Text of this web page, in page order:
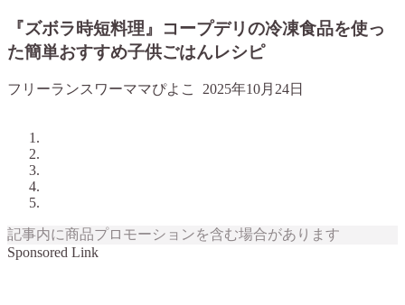
『ズボラ時短料理』コープデリの冷凍食品を使っ
た簡単おすすめ子供ごはんレシピ
フリーランスワーママぴよこ 2025年10月24日
記事内に商品プロモーションを含む場合があります
Sponsored Link